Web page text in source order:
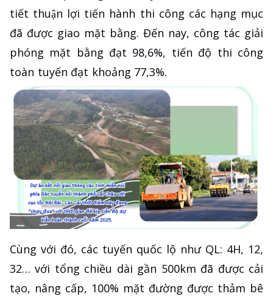
tiết thuận lợi tiến hành thi công các hạng mục
đã được giao mặt bằng. Đến nay, công tác giải
phóng mặt bằng đạt 98,6%, tiến độ thi công
toàn tuyến đạt khoảng 77,3%.
Cùng với đó, các tuyến quốc lộ như QL: 4H, 12,
32… với tổng chiều dài gần 500km đã được cải
tạo, nâng cấp, 100% mặt đường được thảm bê